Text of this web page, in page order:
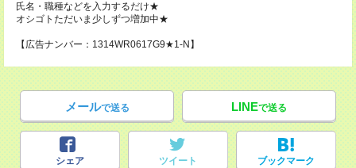
氏名・職種などを入力するだけ★
オシゴトただいま少しずつ増加中★
【広告ナンバー：1314WR0617G9★1-N】
メールで送る LINEで送る
シェア ツイート ブックマーク